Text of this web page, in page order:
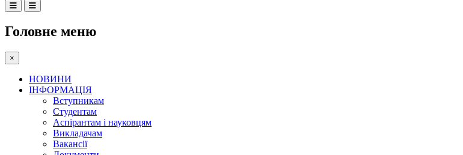
Головне меню
×
НОВИНИ
ІНФОРМАЦІЯ
Вступникам
Студентам
Аспірантам і науковцям
Викладачам
Вакансії